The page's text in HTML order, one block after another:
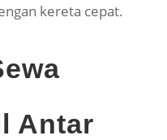
kereta cepat.
Antar